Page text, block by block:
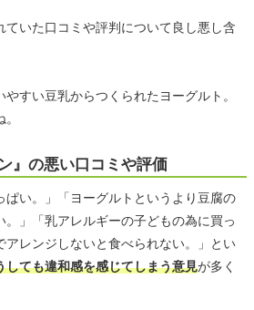
ていた口コミや評判について良し悪し含
すい豆乳からつくられたヨーグルト。
』の悪い口コミや評価
ぱい。」「ヨーグルトというより豆腐の
。」「乳アレルギーの子どもの為に買っ
アレンジしないと食べられない。」とい
しても違和感を感じてしまう意見が多く